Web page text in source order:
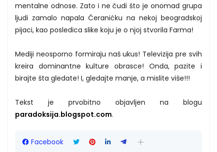
mentalne odnose. Zato i ne čudi što je onomad grupa
ljudi zamalo napala Ćeranićku na nekoj beogradskoj
pijaci, kao posledica slike koju je o njoj stvorila Farma!
Mediji neosporno formiraju naš ukus! Televizija pre svih
kreira dominantne kulture obrasce! Onda, pazite i
birajte šta gledate! I, gledajte manje, a mislite više!!!
Tekst je prvobitno objavljen na blogu
paradoksija.blogspot.com.
Facebook